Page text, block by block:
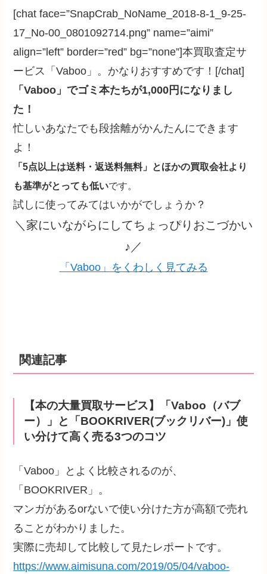
[chat face=”SnapCrab_NoName_2018-8-1_9-25-
17_No-00_0801092714.png” name=”aimi”
align=”left” border=”red” bg=”none”]本買取査定サ
ービス「Vaboo」。かなりおすすめです！[/chat]
「Vaboo」でゴミ本たちが1,000円になりまし
た！
忙しいあなたでも段捨離がかんたんにできます
よ！
「5点以上は送料・返送料無料」とほかの買取会社より
も基準がとっても低いです。
試しに使ってみてはいかがでしょうか？
＼家にいながらにしてちょっぴりおこづかい
♪／
「Vaboo」をくわしく見てみる
関連記事
【本の大量買取サービス】「Vaboo（バブ
ー）」と「BOOKRIVER(ブックリバー)」使
い分けて高く売る3つのコツ
「Vaboo」とよく比較されるのが、
「BOOKRIVER」。
マンガがあるorないで使い分けた方が高額で売れ
ることがわかりました。
実際に売却して比較して見たレポートです。
https://www.aimisuna.com/2019/05/04/vaboo-